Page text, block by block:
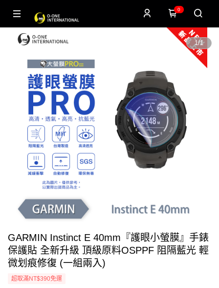
0
1/1
GARMIN Instinct E 40mm『護眼小螢膜』手錶
保護貼 全新升級 頂級原料OSPPF 阻隔藍光 輕
微划痕修復 (一組兩入)
超取滿NT$390免運